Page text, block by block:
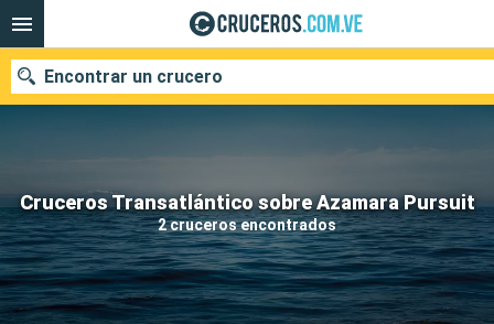
Cruceros Transatlántico sobre Azamara Pursuit
2 cruceros encontrados
Encontrar un crucero
Nuestros destinos
Fecha de salida
Puertos Compañías